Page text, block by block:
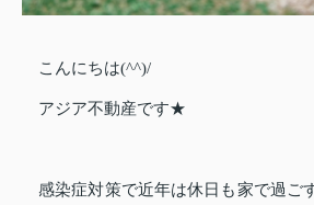
こんにちは(^^)/
アジア不動産です★
感染症対策で近年は休日も家で過ご